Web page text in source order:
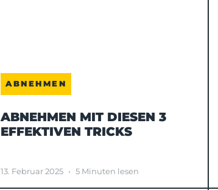
ABNEHMEN
ABNEHMEN MIT DIESEN 3
EFFEKTIVEN TRICKS
13. Februar 2025 • 5 Minuten lesen